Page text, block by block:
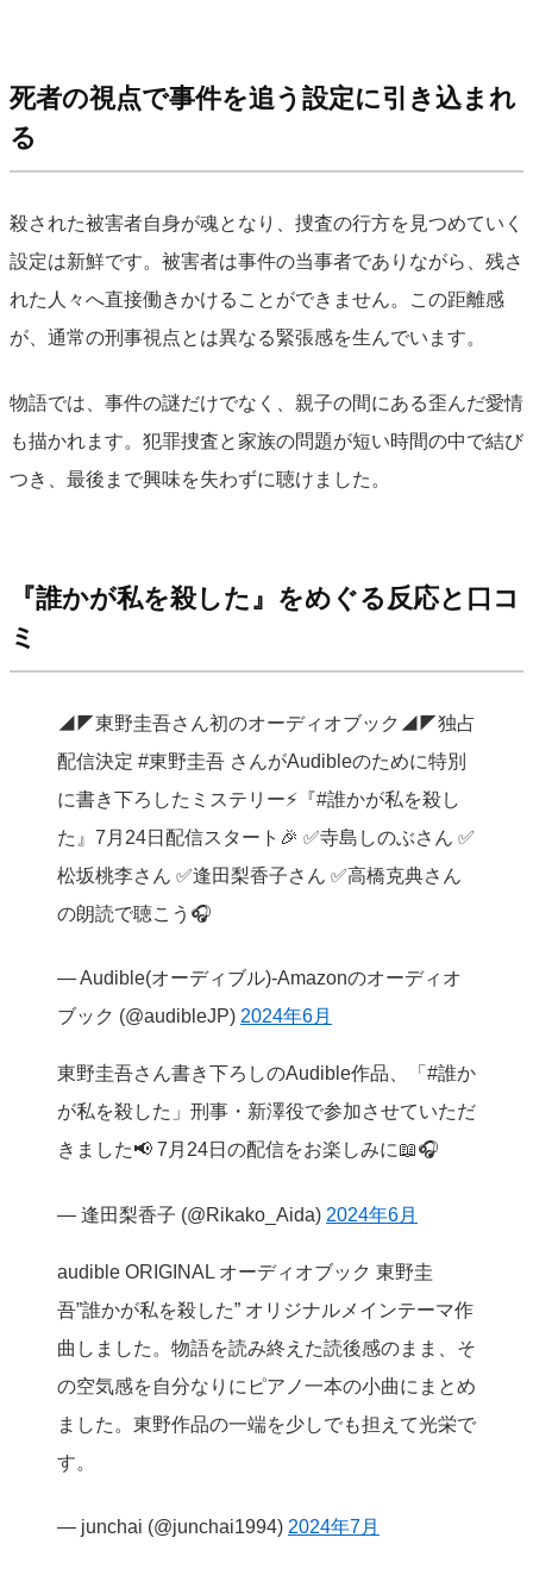
死者の視点で事件を追う設定に引き込まれ
る
殺された被害者自身が魂となり、捜査の行方を見つめていく
設定は新鮮です。被害者は事件の当事者でありながら、残さ
れた人々へ直接働きかけることができません。この距離感
が、通常の刑事視点とは異なる緊張感を生んでいます。
物語では、事件の謎だけでなく、親子の間にある歪んだ愛情
も描かれます。犯罪捜査と家族の問題が短い時間の中で結び
つき、最後まで興味を失わずに聴けました。
『誰かが私を殺した』をめぐる反応と口コ
ミ
◢◤東野圭吾さん初のオーディオブック◢◤独占
配信決定 #東野圭吾 さんがAudibleのために特別
に書き下ろしたミステリー⚡️『#誰かが私を殺し
た』7月24日配信スタート🎉 ✅寺島しのぶさん ✅
松坂桃李さん ✅逢田梨香子さん ✅高橋克典さん
の朗読で聴こう🎧
— Audible(オーディブル)-Amazonのオーディオ
ブック (@audibleJP) 2024年6月
東野圭吾さん書き下ろしのAudible作品、「#誰か
が私を殺した」刑事・新澤役で参加させていただ
きました📢 7月24日の配信をお楽しみに📖🎧
— 逢田梨香子 (@Rikako_Aida) 2024年6月
audible ORIGINAL オーディオブック 東野圭
吾”誰かが私を殺した” オリジナルメインテーマ作
曲しました。物語を読み終えた読後感のまま、そ
の空気感を自分なりにピアノ一本の小曲にまとめ
ました。東野作品の一端を少しでも担えて光栄で
す。
— junchai (@junchai1994) 2024年7月